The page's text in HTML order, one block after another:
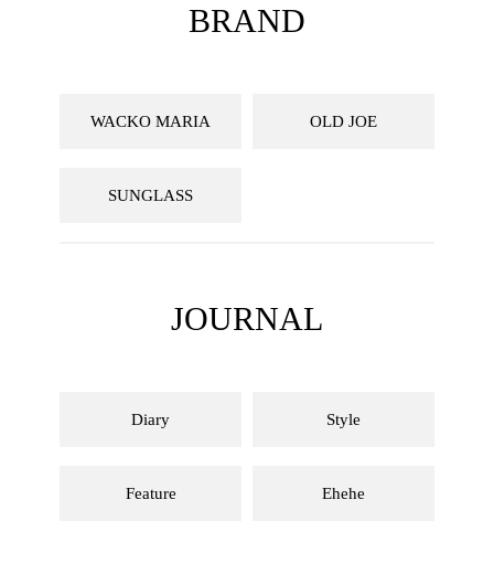
BRAND
WACKO MARIA OLD JOE
SUNGLASS
JOURNAL
Diary Style
Feature Ehehe